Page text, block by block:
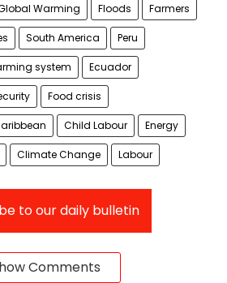
Warming Floods Farmers
South America Peru
system Ecuador
Food crisis
Child Labour Energy
Climate Change Labour
to our daily bulletin
Comments